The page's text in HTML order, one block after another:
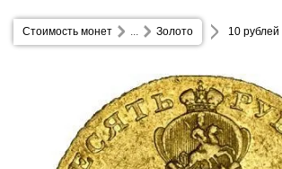
Стоимость монет Золото
... 10